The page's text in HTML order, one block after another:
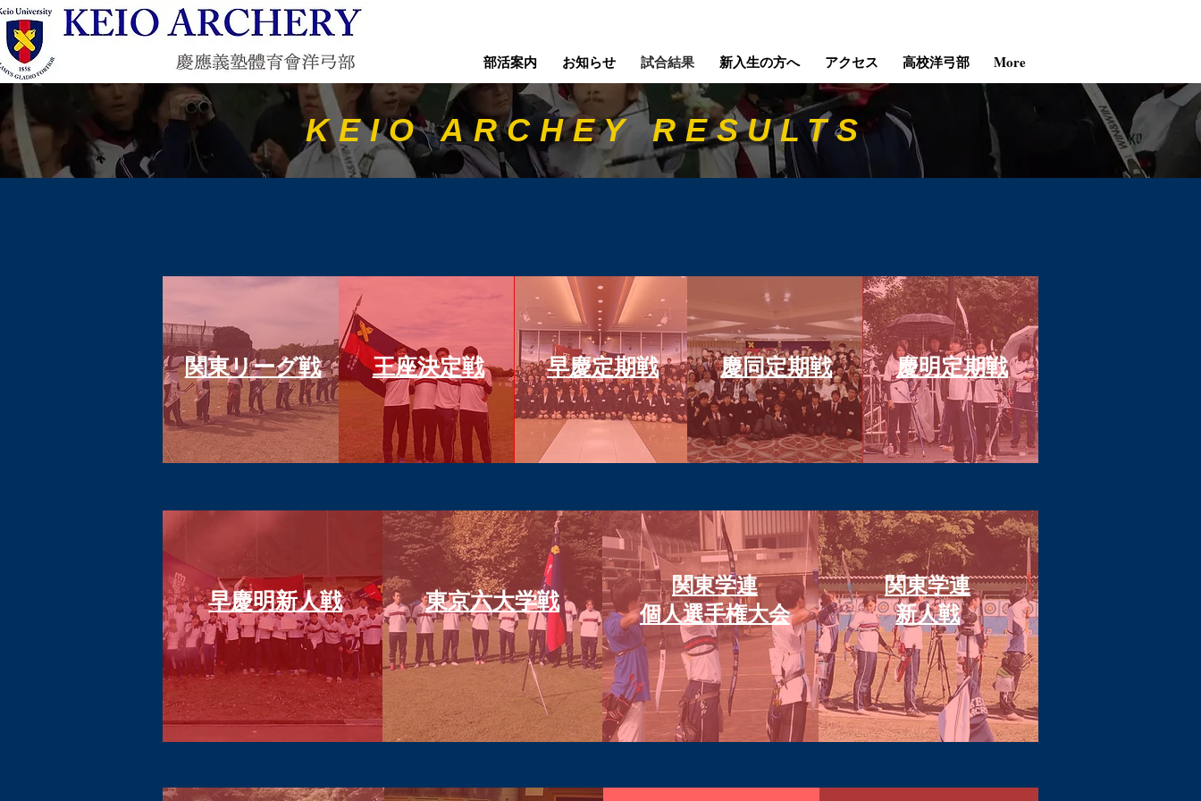
部活案内 お知らせ 試合結果 新入生の方へ アクセス 高校洋弓部 More
KEIO ARCHEY RESULTS
関東リーグ戦 ​王座決定戦 早慶定期戦 慶同定期戦 慶明定期戦
​早慶明新人戦 ​東京六大学戦
東京六大
学
​戦
関東学連
個人選手権大会
関東学連
​新人戦